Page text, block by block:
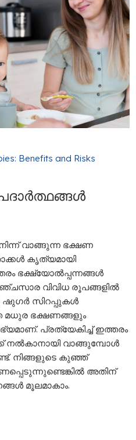
Benefits and Risks
വാങ്ങുന്ന ഭക്ഷണ
കൃത്യമായി
ഭക്ഷ്യോൽപ്പന്നങ്ങൾ
വിവിധ രൂപങ്ങളിൽ
ഷുഗർ സിറപ്പുകൾ
മധുര ഭക്ഷണങ്ങളും
പ്രത്യേകിച്ച് ഇത്തരം
നൽകാനായി വാങ്ങുമ്പോൾ
നിങ്ങളുടെ കുഞ്ഞ്
അതിന്
മൂലമാകാം.